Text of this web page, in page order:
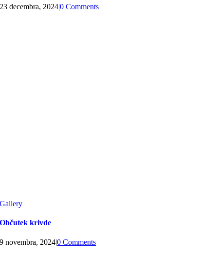
23 decembra, 2024|0 Comments
Gallery
Občutek krivde
9 novembra, 2024|0 Comments